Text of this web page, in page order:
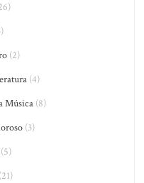
(2)
(4)
Música (8)
(3)
(5)